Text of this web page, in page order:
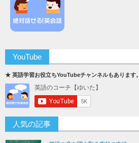
YouTube
★ 英語学習お役立ちYouTubeチャンネルもあります。
人気の記事